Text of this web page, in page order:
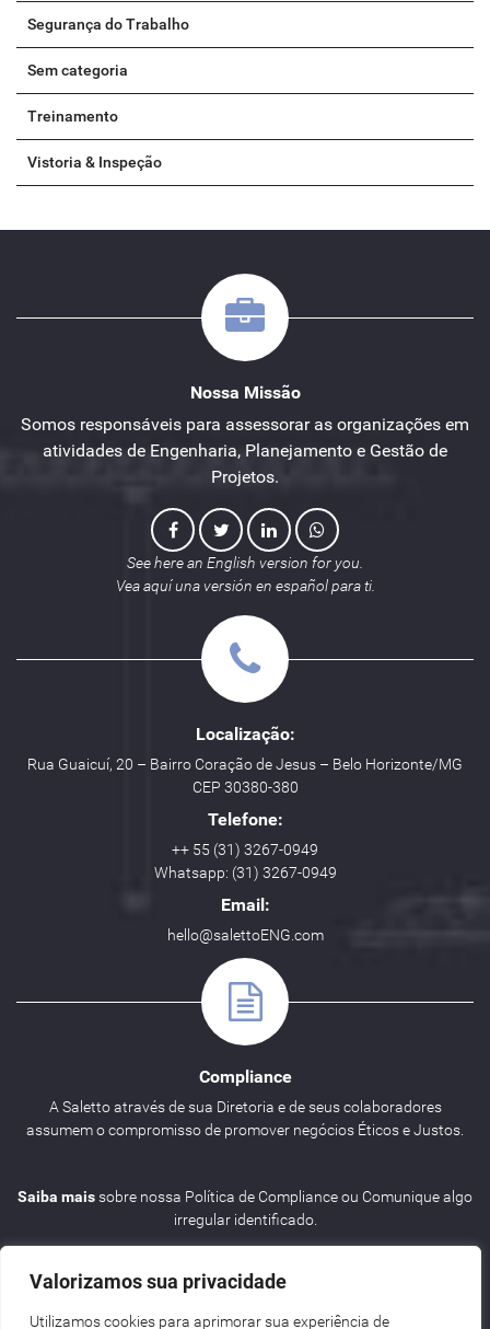
Valorizamos sua privacidade
Utilizamos cookies para aprimorar sua experiência de
Segurança do Trabalho
Sem categoria
Treinamento
Vistoria & Inspeção
Nossa Missão
Somos responsáveis para assessorar as organizações em
atividades de Engenharia, Planejamento e Gestão de
Projetos.
See here an English version for you.
Vea aquí una versión en español para ti.
Localização:
Rua Guaicuí, 20 – Bairro Coração de Jesus – Belo Horizonte/MG
CEP 30380-380
Telefone:
++ 55 (31) 3267-0949
Whatsapp: (31) 3267-0949
Email:
hello@salettoENG.com
Compliance
A Saletto através de sua Diretoria e de seus colaboradores
assumem o compromisso de promover negócios Éticos e Justos.
Saiba maissobre nossa Política de Compliance ou Comunique algo
irregular identificado.